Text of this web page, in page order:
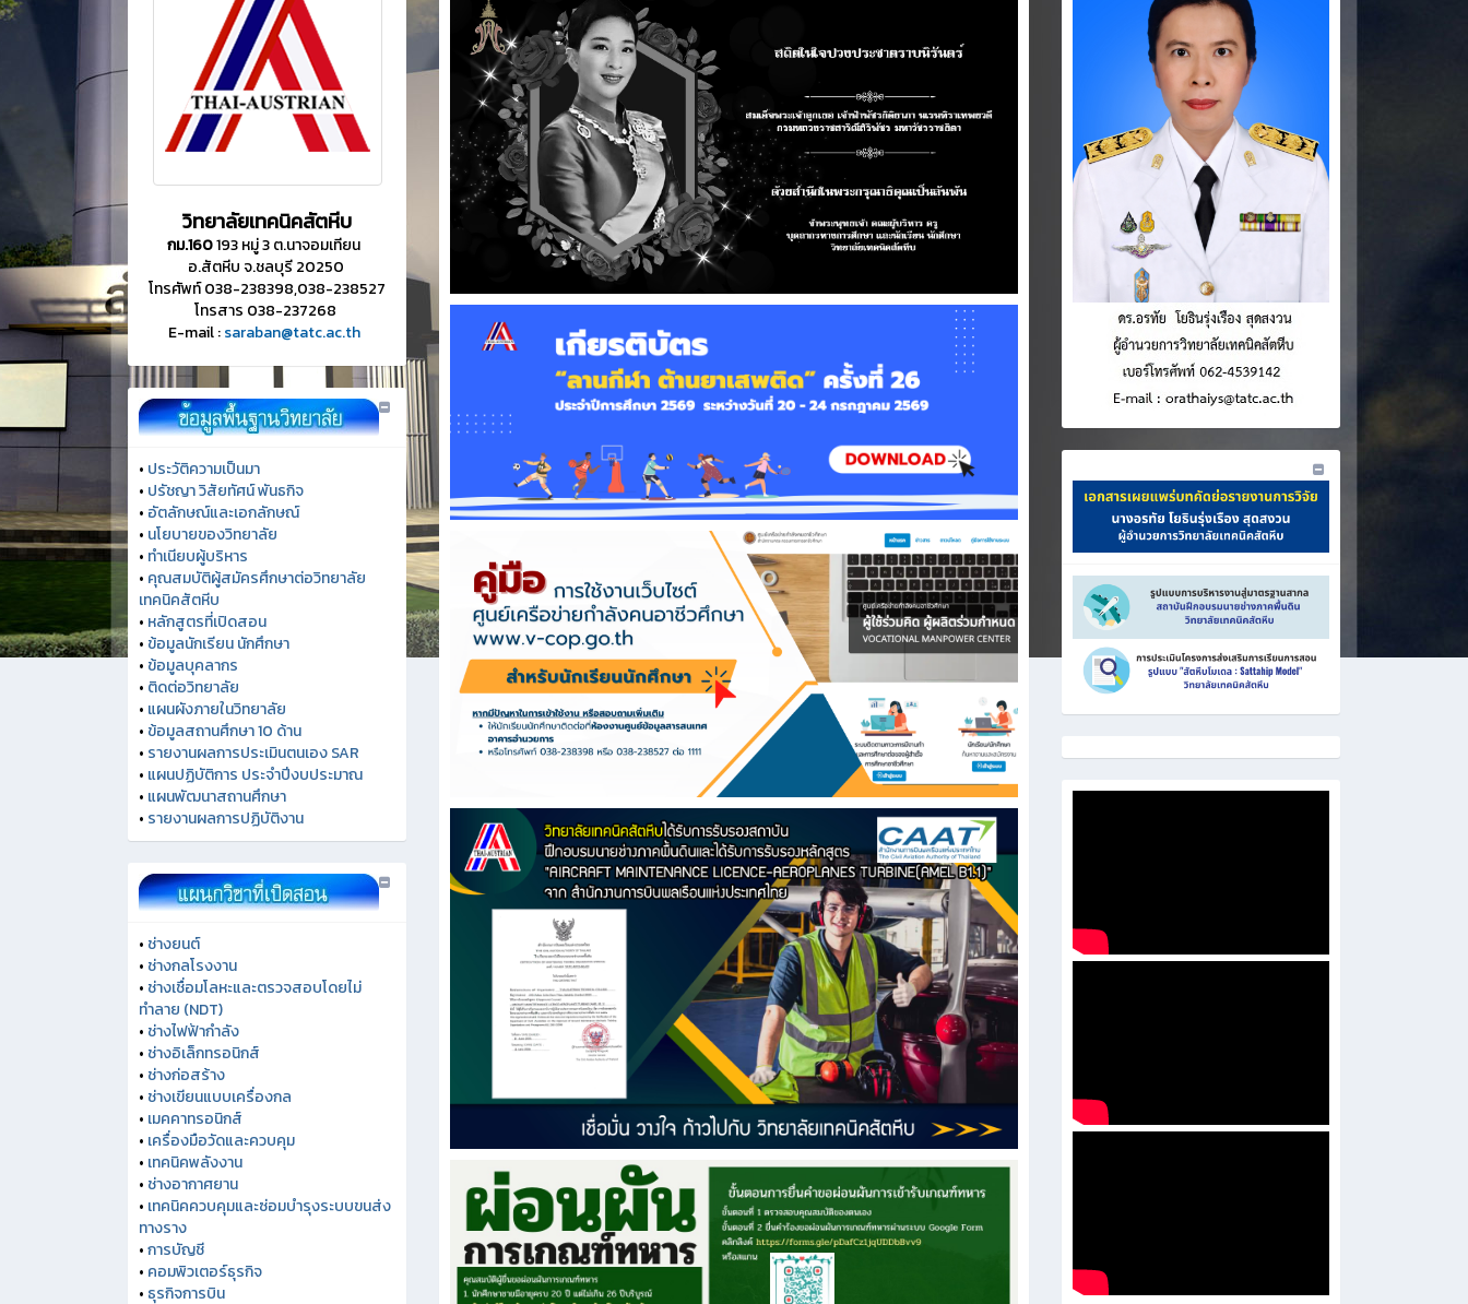
วิทยาลัยเทคนิคสัตหีบ
กม.160193 หมู่ 3 ต.นาจอมเทียน
อ.สัตหีบ จ.ชลบุรี 20250
โทรศัพท์ 038-238398,038-238527
โทรสาร 038-237268
E-mail :saraban@tatc.ac.th
• ประวัติความเป็นมา
• ปรัชญา วิสัยทัศน์ พันธกิจ
• อัตลักษณ์และเอกลักษณ์
• นโยบายของวิทยาลัย
• ทำเนียบผู้บริหาร
• คุณสมบัติผู้สมัครศึกษาต่อวิทยาลัย
เทคนิคสัตหีบ
• หลักสูตรที่เปิดสอน
• ข้อมูลนักเรียน นักศึกษา
• ข้อมูลบุคลากร
• ติดต่อวิทยาลัย
• แผนผังภายในวิทยาลัย
• ข้อมูลสถานศึกษา 10 ด้าน
• รายงานผลการประเมินตนเอง SAR
• แผนปฏิบัติการ ประจำปีงบประมาณ
• แผนพัฒนาสถานศึกษา
• รายงานผลการปฏิบัติงาน
• ช่างยนต์
• ช่างกลโรงงาน
• ช่างเชื่อมโลหะและตรวจสอบโดยไม่
ทำลาย (NDT)
• ช่างไฟฟ้ากำลัง
• ช่างอิเล็กทรอนิกส์
• ช่างก่อสร้าง
• ช่างเขียนแบบเครื่องกล
• เมคคาทรอนิกส์
• เครื่องมือวัดและควบคุม
• เทคนิคพลังงาน
• ช่างอากาศยาน
• เทคนิคควบคุมและซ่อมบำรุงระบบขนส่ง
ทางราง
•การบัญชี
• คอมพิวเตอร์ธุรกิจ
• ธุรกิจการบิน